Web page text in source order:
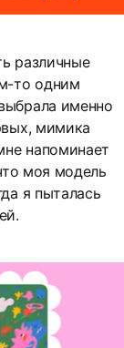
различные
то одним
именно
мимика
напоминает
моя модель
я пыталась